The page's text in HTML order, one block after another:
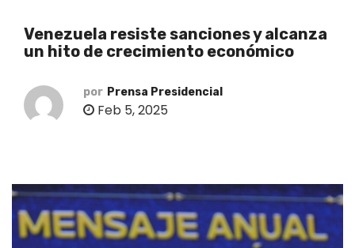
Venezuela resiste sanciones y alcanza
un hito de crecimiento económico
por Prensa Presidencial
Feb 5, 2025